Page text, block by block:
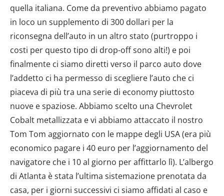
quella italiana. Come da preventivo abbiamo pagato
in loco un supplemento di 300 dollari per la
riconsegna dell’auto in un altro stato (purtroppo i
costi per questo tipo di drop-off sono alti!) e poi
finalmente ci siamo diretti verso il parco auto dove
l’addetto ci ha permesso di scegliere l’auto che ci
piaceva di più tra una serie di economy piuttosto
nuove e spaziose. Abbiamo scelto una Chevrolet
Cobalt metallizzata e vi abbiamo attaccato il nostro
Tom Tom aggiornato con le mappe degli USA (era più
economico pagare i 40 euro per l’aggiornamento del
navigatore che i 10 al giorno per affittarlo lì). L’albergo
di Atlanta è stata l’ultima sistemazione prenotata da
casa, per i giorni successivi ci siamo affidati al caso e